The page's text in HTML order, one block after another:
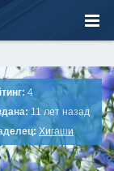
4
11 лет назад
Хигаши